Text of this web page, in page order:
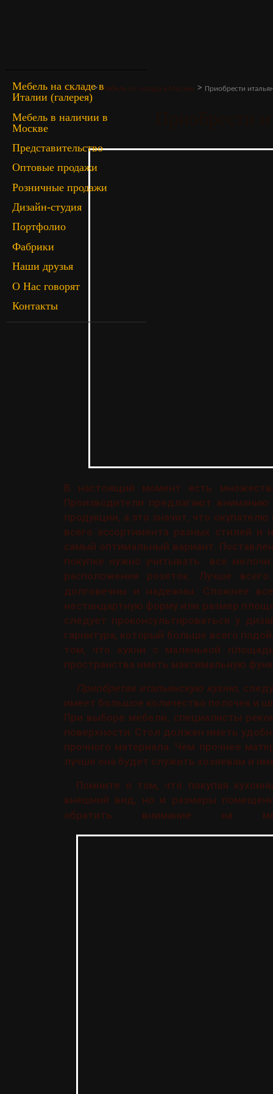
Мебель на складе в
Италии (галерея)
Мебель в наличии в
Москве
Представительство
Оптовые продажи
Розничные продажи
Дизайн-студия
Портфолио
Фабрики
Наши друзья
О Нас говорят
Контакты
Главная>Мебель со склада в Москве> Приобрести
В настоящий момент есть
Производители предлагают
продукции, а это значит, что
всего ассортимента разных стилей и
самый оптимальный вариант.
покупке нужно учитывать все
расположения розеток. Лучше
долговечны и надежны. Сложнее
нестандартную форму или размер
следует проконсультироваться у
гарнитура, который больше всего
том, что кухни с маленькой
пространства иметь максимальную
Приобретая итальянскую кухню,
имеет большое количество полочек и
При выборе мебели, специалисты
поверхности. Стол должен иметь
прочного материала. Чем прочнее
лучше она будет служить хозяевам и
Помните о том, что покупая
внешний вид, но и размеры
обратить внимание на